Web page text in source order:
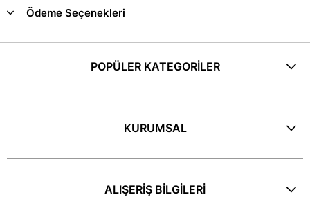
Ödeme Seçenekleri
POPÜLER KATEGORİLER
KURUMSAL
ALIŞERİŞ BİLGİLERİ